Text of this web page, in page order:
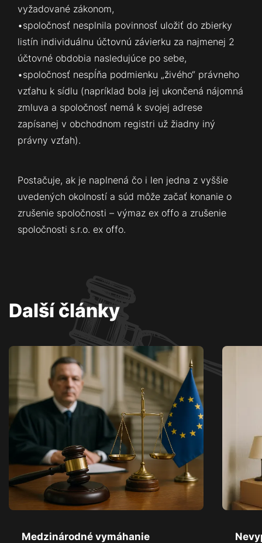
vyžadované zákonom,
•spoločnosť nesplnila povinnosť uložiť do zbierky
listín individuálnu účtovnú závierku za najmenej 2
účtovné obdobia nasledujúce po sebe,
•spoločnosť nespĺňa podmienku „živého“ právneho
vzťahu k sídlu (napríklad bola jej ukončená nájomná
zmluva a spoločnosť nemá k svojej adrese
zapísanej v obchodnom registri už žiadny iný
právny vzťah).
Postačuje, ak je naplnená čo i len jedna z vyššie
uvedených okolností a súd môže začať konanie o
zrušenie spoločnosti – výmaz ex offo a zrušenie
spoločnosti s.r.o. ex offo.
Další články
Medzinárodné vymáhanie